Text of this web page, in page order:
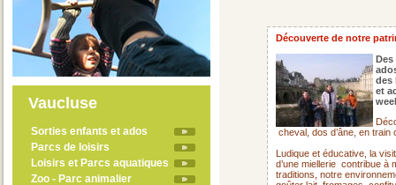
Vaucluse
Sorties enfants et ados
Parcs de loisirs
Loisirs et Parcs aquatiques
Zoo - Parc animalier
Découverte de notre
Des
des
et
cheval, dos d’âne, en
Ludique et éducative, la
d’une miellerie contribue à
traditions, notre